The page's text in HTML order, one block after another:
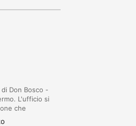
Don Bosco -
L'ufficio si
che
...